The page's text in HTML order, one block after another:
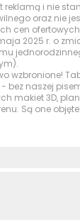
reklamą i nie
oraz nie
cen
2025 r. o
wzbronione!
bez naszej
makiet 3D,
Są one